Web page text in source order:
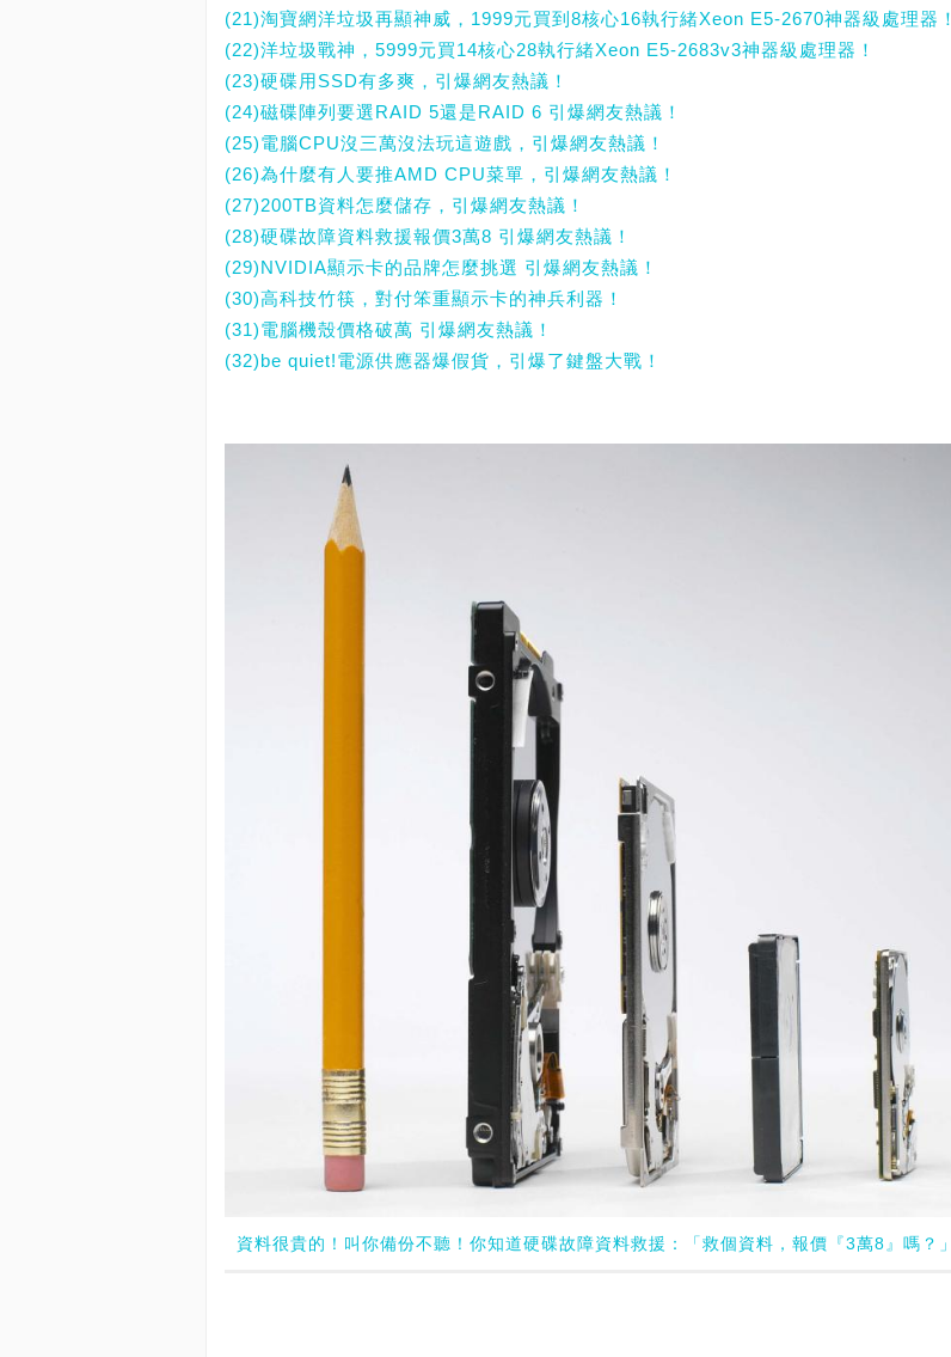
(21)淘寶網洋垃圾再顯神威，1999元買到8核心16執行緒Xeon E5-2670神器級處理器！
(22)洋垃圾戰神，5999元買14核心28執行緒Xeon E5-2683v3神器級處理器！
(23)硬碟用SSD有多爽，引爆網友熱議！
(24)磁碟陣列要選RAID 5還是RAID 6 引爆網友熱議！
(25)電腦CPU沒三萬沒法玩這遊戲，引爆網友熱議！
(26)為什麼有人要推AMD CPU菜單，引爆網友熱議！
(27)200TB資料怎麼儲存，引爆網友熱議！
(28)硬碟故障資料救援報價3萬8 引爆網友熱議！
(29)NVIDIA顯示卡的品牌怎麼挑選 引爆網友熱議！
(30)高科技竹筷，對付笨重顯示卡的神兵利器！
(31)電腦機殼價格破萬 引爆網友熱議！
(32)be quiet!電源供應器爆假貨，引爆了鍵盤大戰！
資料很貴的！叫你備份不聽！你知道硬碟故障資料救援：「救個資料，報價『3萬8』嗎？」